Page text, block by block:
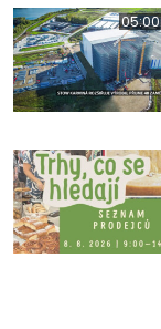
05:00